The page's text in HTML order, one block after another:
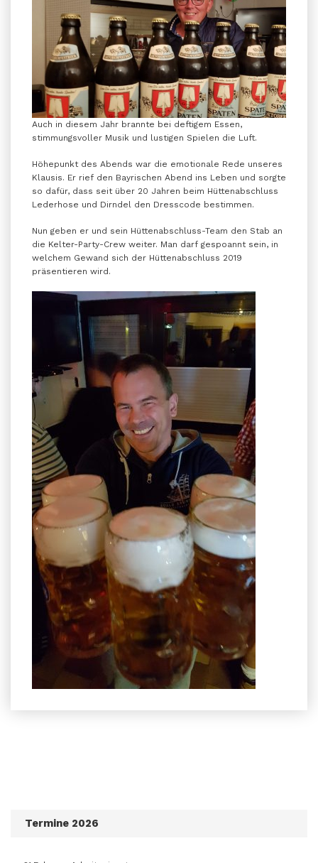
Auch in diesem Jahr brannte bei deftigem Essen,
stimmungsvoller Musik und lustigen Spielen die Luft.
Höhepunkt des Abends war die emotionale Rede unseres
Klausis. Er rief den Bayrischen Abend ins Leben und sorgte
so dafür, dass seit über 20 Jahren beim Hüttenabschluss
Lederhose und Dirndel den Dresscode bestimmen.
Nun geben er und sein Hüttenabschluss-Team den Stab an
die Kelter-Party-Crew weiter. Man darf gespoannt sein, in
welchem Gewand sich der Hüttenabschluss 2019
präsentieren wird.
Termine 2026